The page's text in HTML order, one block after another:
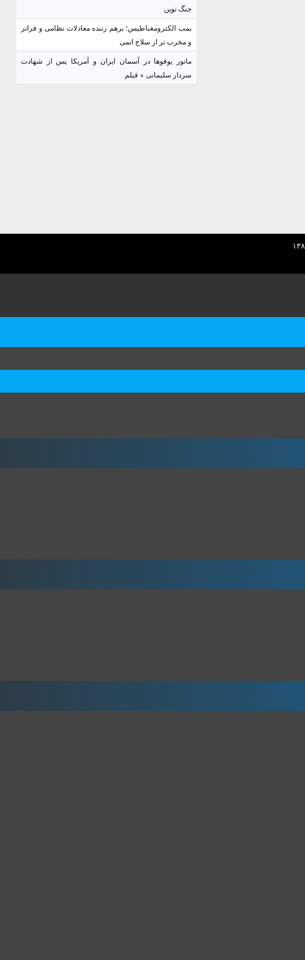
جنگ نوین
بمب الکترومغناطیس؛ برهم زننده معادلات نظامی و فراتر
و مخرب تر از سلاح اتمی
مانور یوفوها در آسمان ایران و آمریکا پس از شهادت
سردار سلیمانی + فیلم